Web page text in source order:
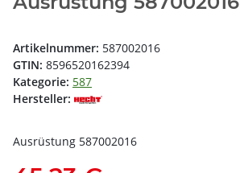
Artikelnummer: 587002016
GTIN: 8596520162394
Kategorie: 587
Hersteller:
Ausrüstung 587002016